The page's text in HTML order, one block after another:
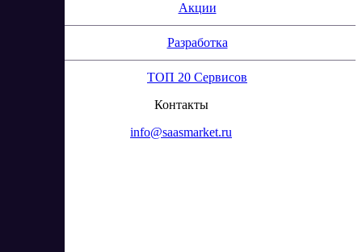
Акции
Разработка
ТОП 20 Сервисов
Контакты
info@saasmarket.ru